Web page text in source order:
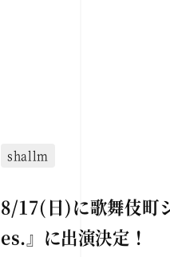
shallm
8/17(日)に歌舞伎町
es.』に出演決定！